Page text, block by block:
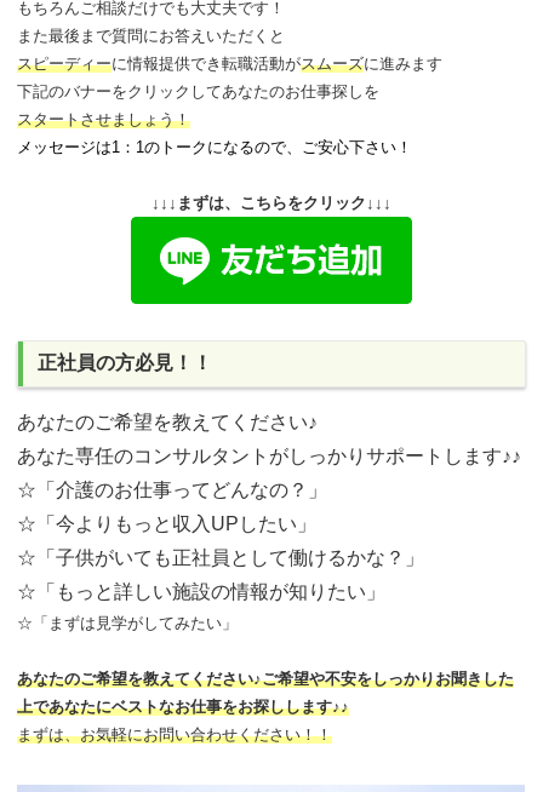
もちろんご相談だけでも大丈夫です！
また最後まで質問にお答えいただくと
スピーディーに情報提供でき転職活動がスムーズに進みます
下記のバナーをクリックしてあなたのお仕事探しを
スタートさせましょう！
メッセージは1：1のトークになるので、ご安心下さい！
↓↓↓まずは、こちらをクリック↓↓↓
正社員の方必見！！
あなたのご希望を教えてください♪
あなた専任のコンサルタントがしっかりサポートします♪♪
☆「介護のお仕事ってどんなの？」
☆「今よりもっと収入UPしたい」
☆「子供がいても正社員として働けるかな？」
☆「もっと詳しい施設の情報が知りたい」
☆「まずは見学がしてみたい」
あなたのご希望を教えてください♪ご希望や不安をしっかりお聞きした
上であなたにベストなお仕事をお探しします♪♪
まずは、お気軽にお問い合わせください！！